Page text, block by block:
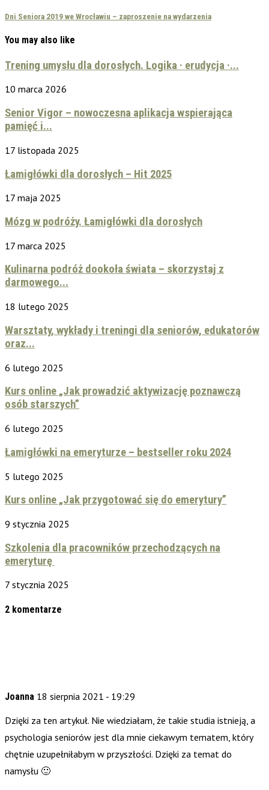
Dni Seniora 2019 we Wrocławiu – zaproszenie na wydarzenia
You may also like
Trening umysłu dla dorosłych. Logika · erudycja ·...
10 marca 2026
Senior Vigor – nowoczesna aplikacja wspierająca
pamięć i...
17 listopada 2025
Łamigłówki dla dorosłych – Hit 2025
17 maja 2025
Mózg w podróży. Łamigłówki dla dorosłych
17 marca 2025
Kulinarna podróż dookoła świata – skorzystaj z
darmowego...
18 lutego 2025
Warsztaty, wykłady i treningi dla seniorów, edukatorów
oraz...
6 lutego 2025
Kurs online „Jak prowadzić aktywizację poznawczą
osób starszych”
6 lutego 2025
Łamigłówki na emeryturze – bestseller roku 2024
5 lutego 2025
Kurs online „Jak przygotować się do emerytury”
9 stycznia 2025
Szkolenia dla pracowników przechodzących na
emeryturę
7 stycznia 2025
2 komentarze
Joanna 18 sierpnia 2021 - 19:29
Dzięki za ten artykuł. Nie wiedziałam, że takie studia istnieją, a
psychologia seniorów jest dla mnie ciekawym tematem, który
chętnie uzupełniłabym w przyszłości. Dzięki za temat do
namysłu 🙂